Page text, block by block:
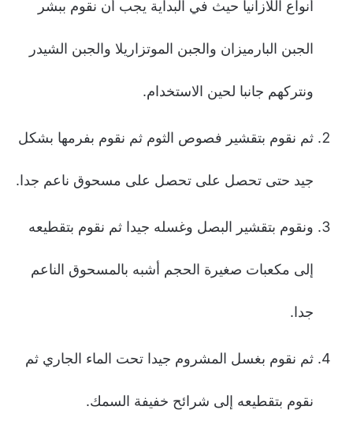
أنواع اللازانيا حيث في البداية يجب أن نقوم ببشر
الجبن البارميزان والجبن الموتزاريلا والجبن الشيدر
ونتركهم جانبا لحين الاستخدام.
ثم نقوم بتقشير فصوص الثوم ثم نقوم بفرمها بشكل
جيد حتى تحصل على تحصل على مسحوق ناعم جدا.
ونقوم بتقشير البصل وغسله جيدا ثم نقوم بتقطيعه
إلى مكعبات صغيرة الحجم أشبه بالمسحوق الناعم
جدا.
ثم نقوم بغسل المشروم جيدا تحت الماء الجاري ثم
نقوم بتقطيعه إلى شرائح خفيفة السمك.